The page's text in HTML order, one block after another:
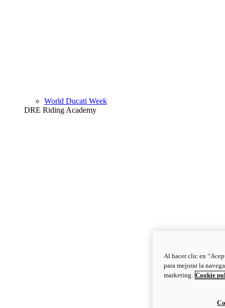
World Ducati Week
DRE Riding Academy
Al hacer clic en
para mejorar la
marketing. Cookie